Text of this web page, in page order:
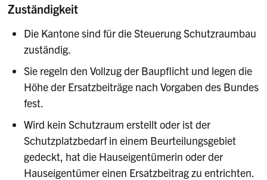
Zuständigkeit
Die Kantone sind für die Steuerung Schutzraumbau
zuständig.
Sie regeln den Vollzug der Baupflicht und legen die
Höhe der Ersatzbeiträge nach Vorgaben des Bundes
fest.
Wird kein Schutzraum erstellt oder ist der
Schutzplatzbedarf in einem Beurteilungsgebiet
gedeckt, hat die Hauseigentümerin oder der
Hauseigentümer einen Ersatzbeitrag zu entrichten.